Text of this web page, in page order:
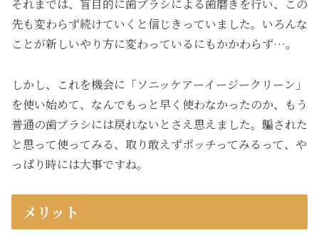
それまでは、盲目的に歯ブラシによる歯磨きを行い、この
先も変わらず続けていくと信じきっていました。いろんな
ことが新しいやり方に変わっているにもかかわらず…。
しかし、これを機会に「ソニッケアーイージークリーン」
を使い始めて、なんでもっと早く使わなかったのか、もう
普通の歯ブラシには戻れないとさえ思えました。騙された
と思って使ってみる、取り敢えずポッチってみるって、や
っぱり時には大事ですね。
メリット